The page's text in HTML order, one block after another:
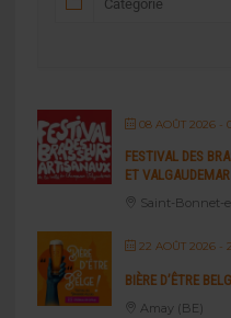
08 AOÛT 2026-
FESTIVAL DES
ET VALGAUDEMAR
Saint-Bonnet-
22 AOÛT 2026-
BIÈRE D’ÊTRE
Amay (BE)